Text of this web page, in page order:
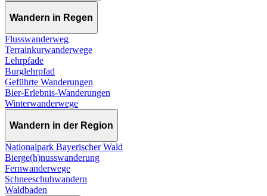
Wandern in Regen
Flusswanderweg
Terrainkurwanderwege
Lehrpfade
Burglehrpfad
Geführte Wanderungen
Bier-Erlebnis-Wanderungen
Winterwanderwege
Wandern in der Region
Nationalpark Bayerischer Wald
Bierge(h)nusswanderung
Fernwanderwege
Schneeschuhwandern
Waldbaden